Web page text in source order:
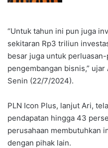
“Untuk tahun ini pun juga
sekitaran Rp3 triliun
besar juga untuk
pengembangan bisnis,”
Senin (22/7/2024).
PLN Icon Plus, lanjut Ari,
pendapatan hingga 43
perusahaan membutuhkan
dengan pihak lain.